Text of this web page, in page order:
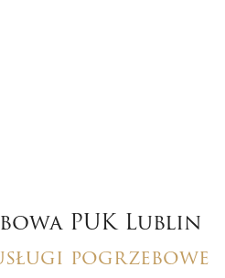
PUK Lublin
pogrzebowe